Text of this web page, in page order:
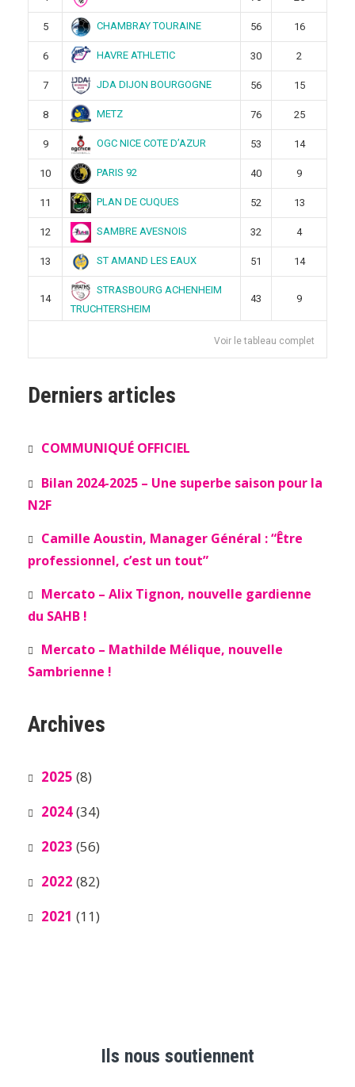
5 CHAMBRAY TOURAINE 56 16
6 HAVRE ATHLETIC 30 2
7 JDA DIJON BOURGOGNE 56 15
8 METZ 76 25
9 OGC NICE COTE D’AZUR 53 14
10 PARIS 92 40 9
11 PLAN DE CUQUES 52 13
12 SAMBRE AVESNOIS 32 4
13 ST AMAND LES EAUX 51 14
14
STRASBOURG ACHENHEIM
TRUCHTERSHEIM
43 9
Voir le tableau complet
Derniers articles
COMMUNIQUÉ OFFICIEL
Bilan 2024-2025 – Une superbe saison pour la
N2F
Camille Aoustin, Manager Général : “Être
professionnel, c’est un tout”
Mercato – Alix Tignon, nouvelle gardienne
du SAHB !
Mercato – Mathilde Mélique, nouvelle
Sambrienne !
Archives
2025 (8)
2024(34)
2023 (56)
2022 (82)
2021 (11)
Ils nous soutiennent